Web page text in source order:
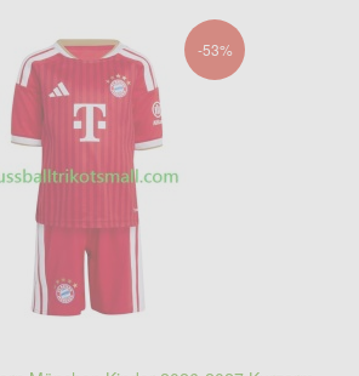
-53%